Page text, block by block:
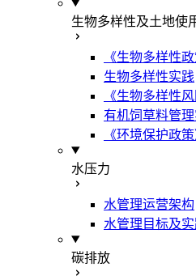
生物多样性及土地使
《生物多样性政
生物多样性实践
《生物多样性
有机饲草料管
《环境保护政策
水压力
水管理运营架构
水管理目标及
碳排放